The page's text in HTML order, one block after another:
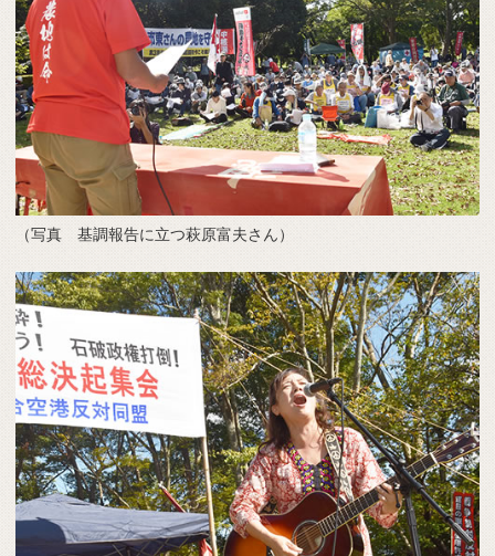
（写真 基調報告に立つ萩原富夫さん）